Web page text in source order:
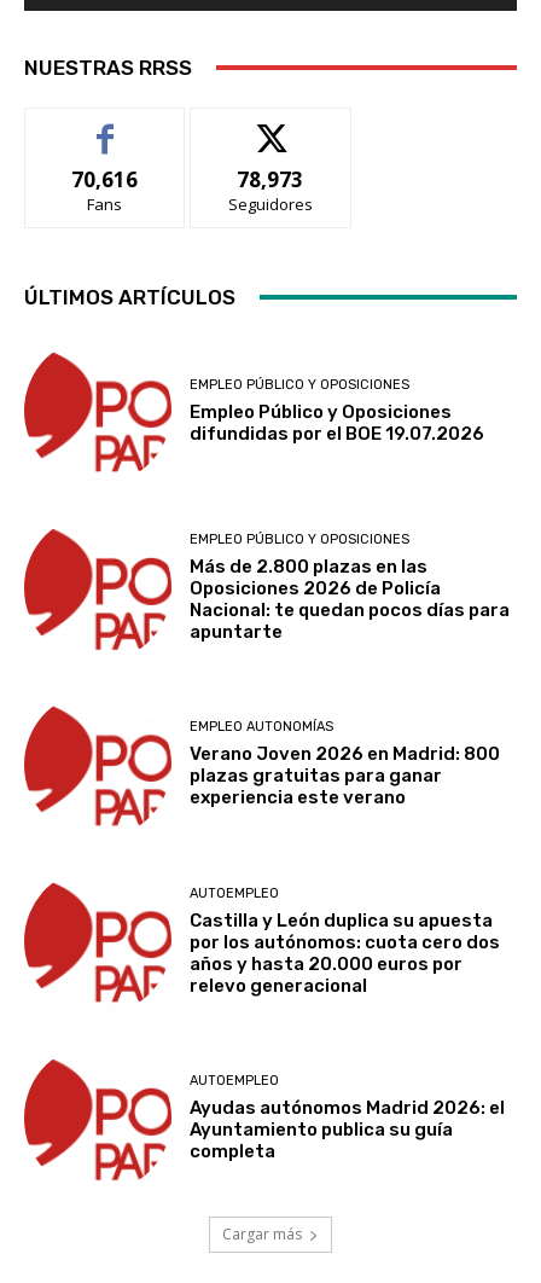
NUESTRAS RRSS
70,616
Fans
78,973
Seguidores
ÚLTIMOS ARTÍCULOS
EMPLEO PÚBLICO Y OPOSICIONES
Empleo Público y Oposiciones
difundidas por el BOE 19.07.2026
EMPLEO PÚBLICO Y OPOSICIONES
Más de 2.800 plazas en las
Oposiciones 2026 de Policía
Nacional: te quedan pocos días para
apuntarte
EMPLEO AUTONOMÍAS
Verano Joven 2026 en Madrid: 800
plazas gratuitas para ganar
experiencia este verano
AUTOEMPLEO
Castilla y León duplica su apuesta
por los autónomos: cuota cero dos
años y hasta 20.000 euros por
relevo generacional
AUTOEMPLEO
Ayudas autónomos Madrid 2026: el
Ayuntamiento publica su guía
completa
Cargar más